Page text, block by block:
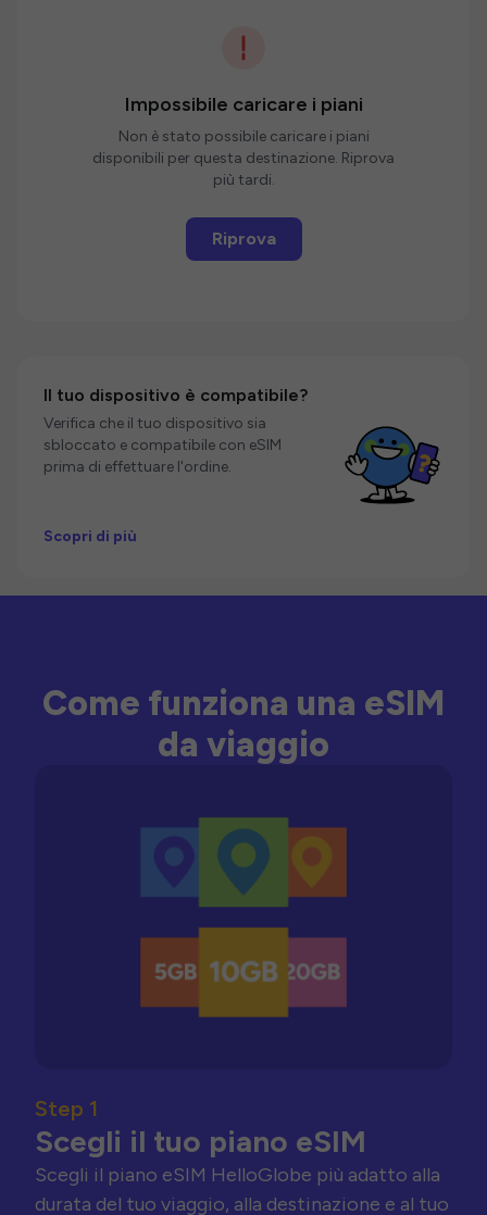
Impossibile caricare i piani
Non è stato possibile caricare i piani
disponibili per questa destinazione. Riprova
più tardi.
Riprova
Il tuo dispositivo è compatibile?
Verifica che il tuo dispositivo sia
sbloccato e compatibile con eSIM
prima di effettuare l'ordine.
Scopri di più
Come funziona una eSIM
da viaggio
Step 1
Scegli il tuo piano eSIM
Scegli il piano eSIM HelloGlobe più adatto alla
durata del tuo viaggio, alla destinazione e al tuo